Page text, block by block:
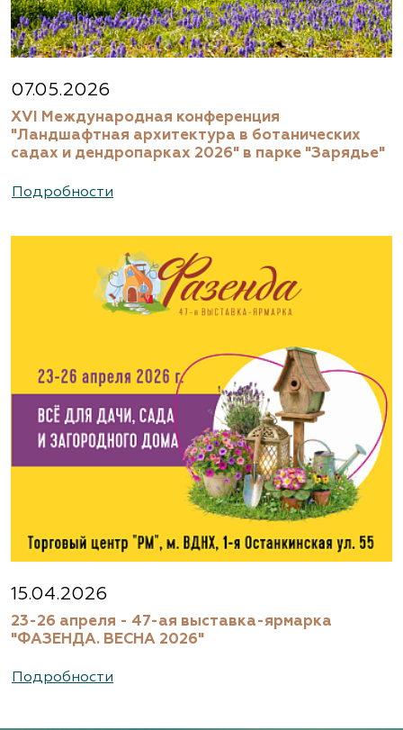
07.05.2026
XVI Международная конференция
"Ландшафтная архитектура в ботанических
садах и дендропарках 2026" в парке "Зарядье"
Подробности
15.04.2026
23-26 апреля - 47-ая выставка-ярмарка
"ФАЗЕНДА. ВЕСНА 2026"
Подробности